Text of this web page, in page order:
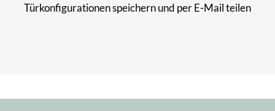
Türkonfigurationen speichern und per E-Mail teilen